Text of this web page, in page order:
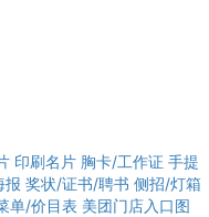
印刷名片 胸卡/工作证 手提
报 奖状/证书/聘书 侧招/灯箱
单/价目表 美团门店入口图